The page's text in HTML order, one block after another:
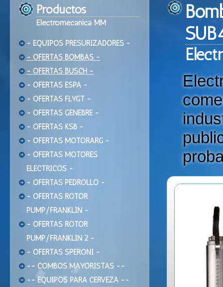
Productos
Electromecanica MM
- EQUIPOS PRESURIZADORES -
- OFERTAS BOMBAS -
- OFERTAS BUSCH -
- OFERTAS ESPA -
- OFERTAS FLYGT -
- OFERTAS GENEBRE -
- OFERTAS KSB -
- OFERTAS MOTORARG -
- OFERTAS MOTORES
ELECTRICOS -
- OFERTAS PEDROLLO -
- OFERTAS ROTOR
PUMP/FRANKLIN -
- OFERTAS ROTOR
PUMP/FRANKLIN 2 -
- OFERTAS SPERONI -
-- COMBOS MAYORISTAS --
-- EQUIPOS PARA CERVEZA --
Ele